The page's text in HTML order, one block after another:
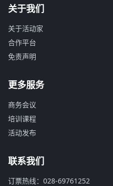
关于我们
关于活动家
合作平台
免责声明
更多服务
商务会议
培训课程
活动发布
联系我们
订票热线：028-69761252